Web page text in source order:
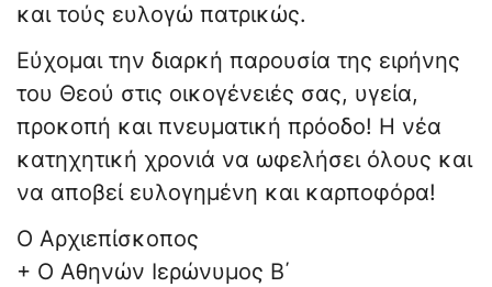
και τούς ευλογώ πατρικώς.
Εύχομαι την διαρκή παρουσία της ειρήνης
του Θεού στις οικογένειές σας, υγεία,
προκοπή και πνευματική πρόοδο! Η νέα
κατηχητική χρονιά να ωφελήσει όλους και
να αποβεί ευλογημένη και καρποφόρα!
Ο Αρχιεπίσκοπος
+ Ο Αθηνών Ιερώνυμος Β΄